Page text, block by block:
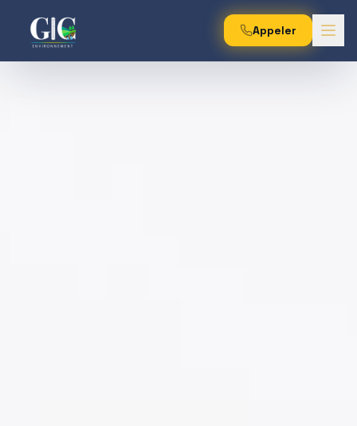
Appeler